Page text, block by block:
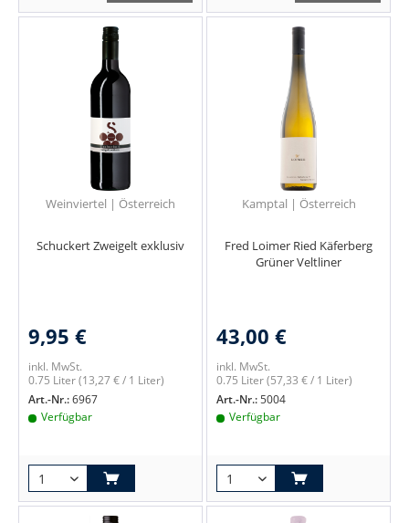
Weinviertel | Österreich
Schuckert Zweigelt exklusiv
9,95 €
inkl. MwSt.
0.75 Liter(13,27 € / 1 Liter)
Art.-Nr.:6967
Verfügbar
Kamptal | Österreich
Fred Loimer Ried Käferberg
Grüner Veltliner
43,00 €
inkl. MwSt.
0.75 Liter(57,33 € / 1 Liter)
Art.-Nr.:5004
Verfügbar